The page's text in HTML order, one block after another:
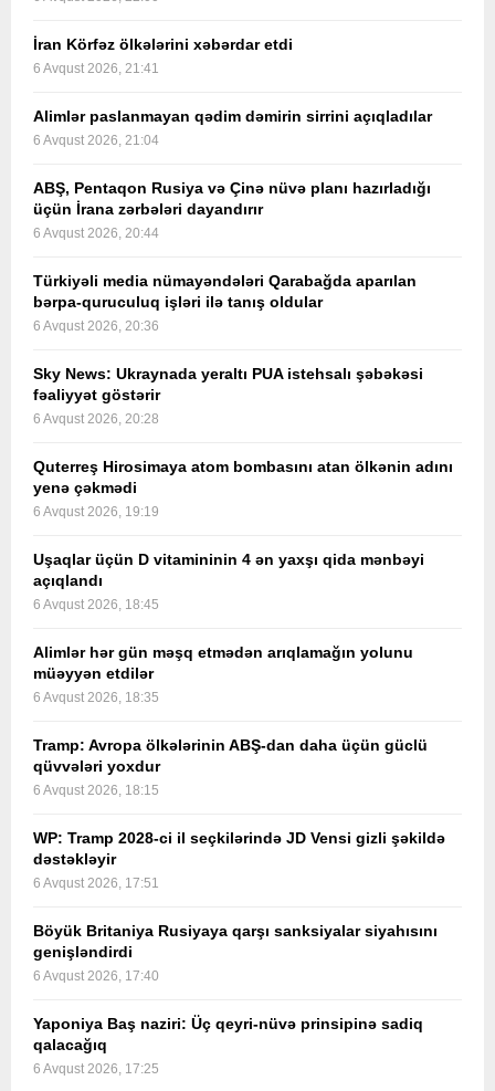
İran Körfəz ölkələrini xəbərdar etdi
6 Avqust 2026, 21:41
Alimlər paslanmayan qədim dəmirin sirrini açıqladılar
6 Avqust 2026, 21:04
ABŞ, Pentaqon Rusiya və Çinə nüvə planı hazırladığı
üçün İrana zərbələri dayandırır
6 Avqust 2026, 20:44
Türkiyəli media nümayəndələri Qarabağda aparılan
bərpa-quruculuq işləri ilə tanış oldular
6 Avqust 2026, 20:36
Sky News: Ukraynada yeraltı PUA istehsalı şəbəkəsi
fəaliyyət göstərir
6 Avqust 2026, 20:28
Quterreş Hirosimaya atom bombasını atan ölkənin adını
yenə çəkmədi
6 Avqust 2026, 19:19
Uşaqlar üçün D vitamininin 4 ən yaxşı qida mənbəyi
açıqlandı
6 Avqust 2026, 18:45
Alimlər hər gün məşq etmədən arıqlamağın yolunu
müəyyən etdilər
6 Avqust 2026, 18:35
Tramp: Avropa ölkələrinin ABŞ-dan daha üçün güclü
qüvvələri yoxdur
6 Avqust 2026, 18:15
WP: Tramp 2028-ci il seçkilərində JD Vensi gizli şəkildə
dəstəkləyir
6 Avqust 2026, 17:51
Böyük Britaniya Rusiyaya qarşı sanksiyalar siyahısını
genişləndirdi
6 Avqust 2026, 17:40
Yaponiya Baş naziri: Üç qeyri-nüvə prinsipinə sadiq
qalacağıq
6 Avqust 2026, 17:25